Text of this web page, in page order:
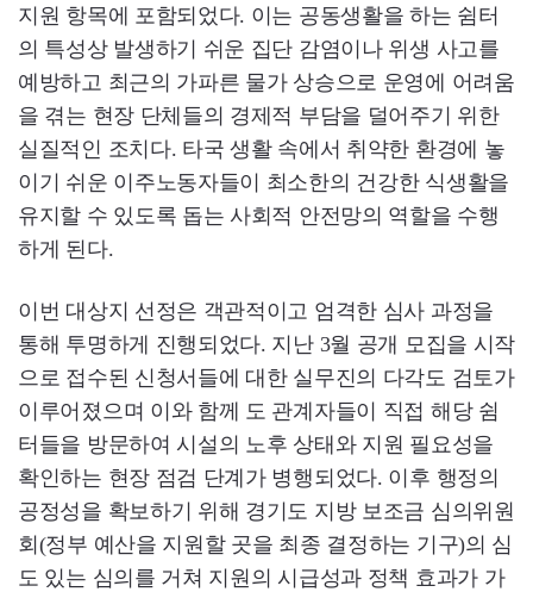
지원 항목에 포함되었다. 이는 공동생활을 하는 쉼터
의 특성상 발생하기 쉬운 집단 감염이나 위생 사고를
예방하고 최근의 가파른 물가 상승으로 운영에 어려움
을 겪는 현장 단체들의 경제적 부담을 덜어주기 위한
실질적인 조치다. 타국 생활 속에서 취약한 환경에 놓
이기 쉬운 이주노동자들이 최소한의 건강한 식생활을
유지할 수 있도록 돕는 사회적 안전망의 역할을 수행
하게 된다.
이번 대상지 선정은 객관적이고 엄격한 심사 과정을
통해 투명하게 진행되었다. 지난 3월 공개 모집을 시작
으로 접수된 신청서들에 대한 실무진의 다각도 검토가
이루어졌으며 이와 함께 도 관계자들이 직접 해당 쉼
터들을 방문하여 시설의 노후 상태와 지원 필요성을
확인하는 현장 점검 단계가 병행되었다. 이후 행정의
공정성을 확보하기 위해 경기도 지방 보조금 심의위원
회(정부 예산을 지원할 곳을 최종 결정하는 기구)의 심
도 있는 심의를 거쳐 지원의 시급성과 정책 효과가 가